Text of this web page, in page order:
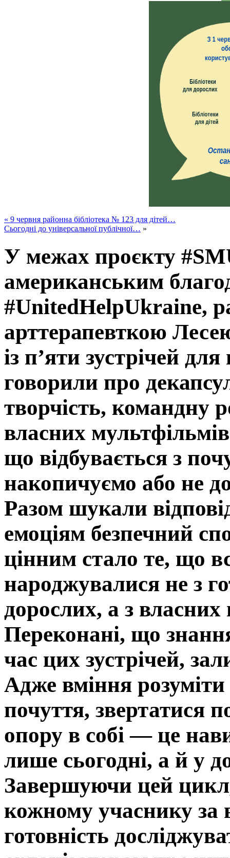
« 9 червня районна бібліотека № 123 для дітей…
Сьогодні до універсальної публічної… »
У межах проєкту
американським
#UnitedHelpUkraine,
арттерапевткою
із п’яти зустрічей
говорили про
творчість, командну
власних
що відбувається з
накопичуємо або не
Разом шукали
емоціям безпечний
цінним стало те, що
народжувалися не з
дорослих, а з власних
Переконані, що
час цих зустрічей,
Адже вміння розуміти
почуття, звертатися
опору в собі — це
лише сьогодні, а й у
Завершуючи цей
кожному учаснику за
готовність